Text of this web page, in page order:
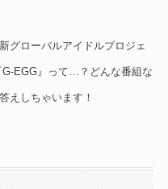
グローバルアイドルプロジェ
EGG』って…？どんな番組な
えしちゃいます！